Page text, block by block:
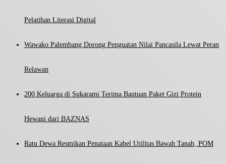
Pelatihan Literasi Digital
Wawako Palembang Dorong Penguatan Nilai Pancasila Lewat Peran
Relawan
200 Keluarga di Sukarami Terima Bantuan Paket Gizi Protein
Hewani dari BAZNAS
Ratu Dewa Resmikan Penataan Kabel Utilitas Bawah Tanah, POM